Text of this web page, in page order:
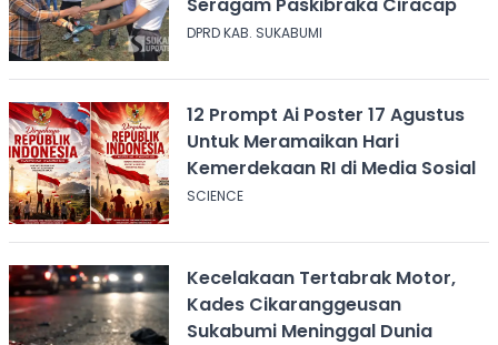
DPRD KAB. SUKABUMI
12 Prompt Ai Poster 17 Agustus
Untuk Meramaikan Hari
Kemerdekaan RI di Media Sosial
SCIENCE
Kecelakaan Tertabrak Motor,
Kades Cikaranggeusan
Sukabumi Meninggal Dunia